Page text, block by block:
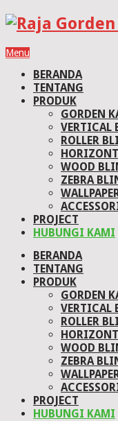
Menu
BERANDA
TENTANG
PRODUK
GORDEN
VERTICAL
ROLLER
WOOD
ZEBRA
PROJECT
HUBUNGI KAMI
BERANDA
TENTANG
PRODUK
GORDEN
VERTICAL
ROLLER
WOOD
ZEBRA
PROJECT
HUBUNGI KAMI